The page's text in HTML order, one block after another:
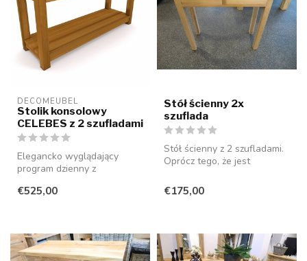
DECOMEUBEL
Stolik konsolowy
CELEBES z 2 szufladami
Elegancko wyglądający
program dzienny z
uchwytów, wyko...
€525,00
Stół ścienny 2x
szuflada
Stół ścienny z 2 szufladami.
Oprócz tego, że jest
idealn...
€175,00